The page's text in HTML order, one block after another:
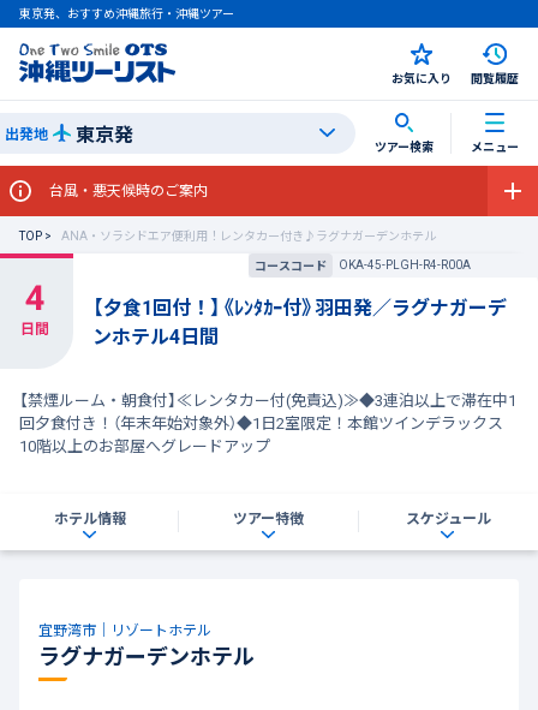
東京発、おすすめ沖縄旅行・沖縄ツアー
お気に入り 閲覧履歴
出発地 東京発 ツアー検索 メニュー
台風・悪天候時のご案内
TOP
ANA・ソラシドエア便利用！レンタカー付き♪ラグナガーデンホテル
コースコード
OKA-45-PLGH-R4-R00A
【夕食1回付！】《ﾚﾝﾀｶｰ付》羽田発／ラグナガーデ
ンホテル4日間
【禁煙ルーム・朝食付】≪レンタカー付(免責込)≫◆3連泊以上で滞在中1
回夕食付き！（年末年始対象外）◆1日2室限定！本館ツインデラックス
10階以上のお部屋へグレードアップ
ホテル情報 ツアー特徴 スケジュール
宜野湾市｜リゾートホテル
ラグナガーデンホテル